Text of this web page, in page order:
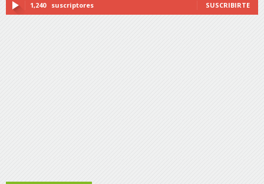
1,240 suscriptores SUSCRIBIRTE